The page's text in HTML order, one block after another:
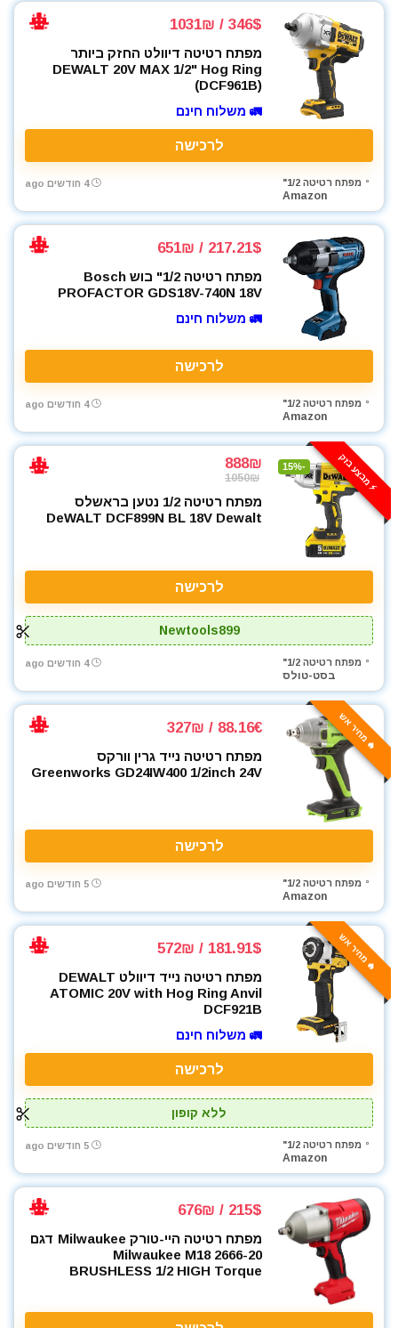
346$ / 1031₪
מפתח רטיטה דיוולט החזק ביותר
DEWALT 20V MAX 1/2" Hog Ring
(DCF961B)
🚛 משלוח חינם
לרכישה
מפתח רטיטה 1/2"
Amazon
4 חודשים ago
217.21$ / 651₪
מפתח רטיטה 1/2" בוש Bosch
PROFACTOR GDS18V-740N 18V
🚛 משלוח חינם
לרכישה
מפתח רטיטה 1/2"
Amazon
4 חודשים ago
⚡️ מבצע בזק -15%
888₪
1050₪
מפתח רטיטה 1/2 נטען בראשלס
DeWALT DCF899N BL 18V Dewalt
לרכישה
Newtools899
מפתח רטיטה 1/2"
בסט-טולס
4 חודשים ago
🔥 מחיר אש 88.16€ / 327₪
מפתח רטיטה נייד גרין וורקס
Greenworks GD24IW400 1/2inch 24V
לרכישה
מפתח רטיטה 1/2"
Amazon
5 חודשים ago
🔥 מחיר אש 181.91$ / 572₪
מפתח רטיטה נייד דיוולט DEWALT
ATOMIC 20V with Hog Ring Anvil
DCF921B
🚛 משלוח חינם
לרכישה
ללא קופון
מפתח רטיטה 1/2"
Amazon
5 חודשים ago
215$ / 676₪
מפתח רטיטה היי-טורק Milwaukee דגם
2666-20 Milwaukee M18
BRUSHLESS 1/2 HIGH Torque